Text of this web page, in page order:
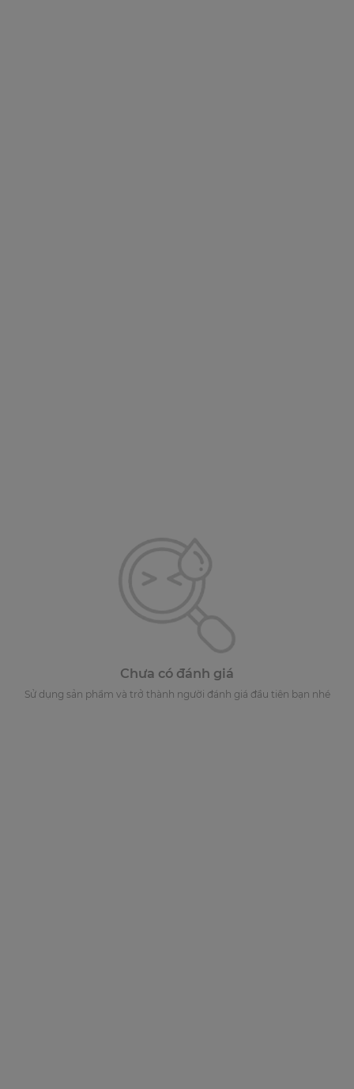
Chưa có đánh giá
Sử dụng sản phẩm và trở thành người đánh giá đầu tiên bạn nhé